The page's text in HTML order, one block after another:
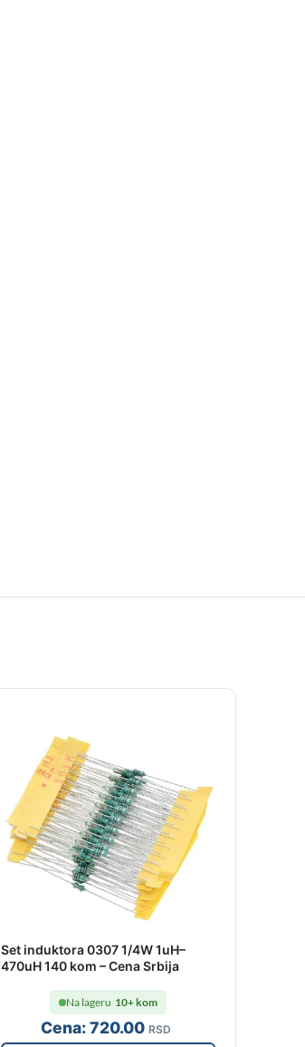
Set induktora 0307 1/4W 1uH–
470uH 140 kom – Cena Srbija
Cena:720.00 RSD
Na lageru 10+ kom